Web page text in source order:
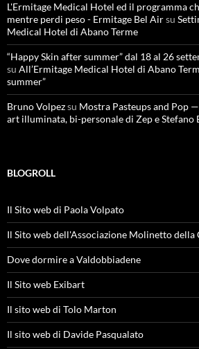
L'Ermitage Medical Hotel ed il programma
mentre perdi peso - Ermitage Bel Airsu
Medical Hotel di Abano Terme
“Happy Skin after summer” dal 18 al 26
su All’Ermitage Medical Hotel di Abano
summer”
Bruno Volpezsu Mostra Pasteups and Pop
art illuminata, bi-personale di Zep e Stefano
BLOGROLL
Il Sito web di Paola Volpato
Il Sito web dell'Associazione Molinetto della
Dove dormire a Valdobbiadene
Il Sito web Exibart
Il sito web di Tolo Marton
Il sito web di Davide Pasqualato